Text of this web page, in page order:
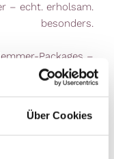
Über Cookies
– echt. erholsam.
besonders.
Packages –
Urlaub im
Hotel Dorfer.